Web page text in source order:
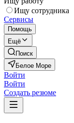
Ищу сотрудника
Сервисы
Помощь
Ещё
Поиск
Белое Море
Войти
Войти
Создать резюме